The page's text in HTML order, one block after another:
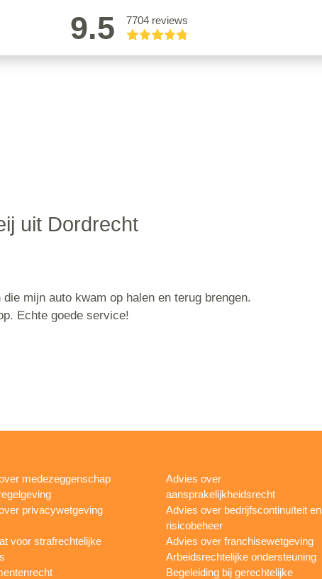
9.5 7704 reviews
uit Dordrecht
mijn auto kwam op halen en terug brengen.
Echte goede service!
medezeggenschap
privacywetgeving
voor strafrechtelijke
Advies over
aansprakelijkheidsrecht
Advies over bedrijfscontinuïteit en
risicobeheer
Advies over franchisewetgeving
Arbeidsrechtelijke ondersteuning
Begeleiding bij gerechtelijke